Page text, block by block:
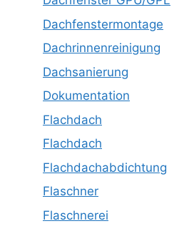
Dachfenstermontage
Dachrinnenreinigung
Dachsanierung
Dokumentation
Flachdach
Flachdach
Flachdachabdichtung
Flaschner
Flaschnerei